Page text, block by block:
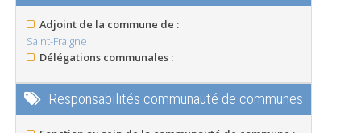
Adjoint de la commune de :
Saint-Fraigne
Délégations communales :
Responsabilités communauté de communes